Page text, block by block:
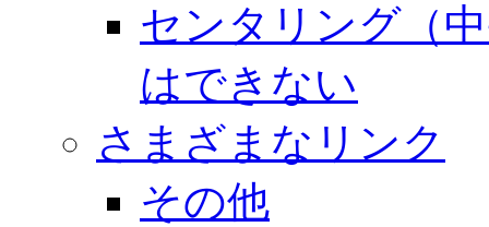
センタリング（
はできない
さまざまなリンク
その他